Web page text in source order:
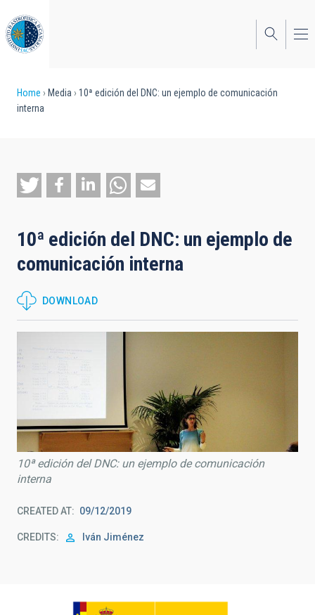
to
main
content
Breadcrumb
Home Media
10ª edición del DNC: un ejemplo de comunicación
interna
10ª edición del DNC: un ejemplo de
comunicación interna
DOWNLOAD
10ª edición del DNC: un ejemplo de comunicación
interna
CREATED AT 09/12/2019
CREDITS Iván Jiménez